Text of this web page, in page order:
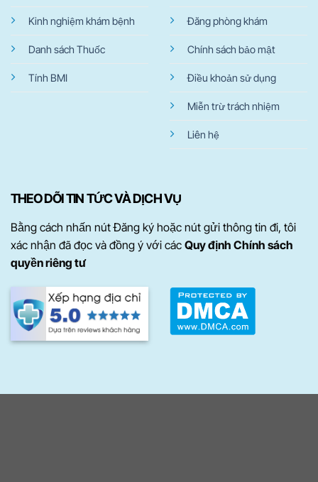
Kinh nghiệm khám bệnh
Danh sách Thuốc
Tính BMI
Đăng phòng khám
Chính sách bảo mật
Điều khoản sử dụng
Miễn trừ trách nhiệm
Liên hệ
THEO DÕI TIN TỨC VÀ DỊCH VỤ
Bằng cách nhấn nút Đăng ký hoặc nút gửi thông tin đi, tôi
xác nhận đã đọc và đồng ý với các Quy định Chính sách
quyền riêng tư